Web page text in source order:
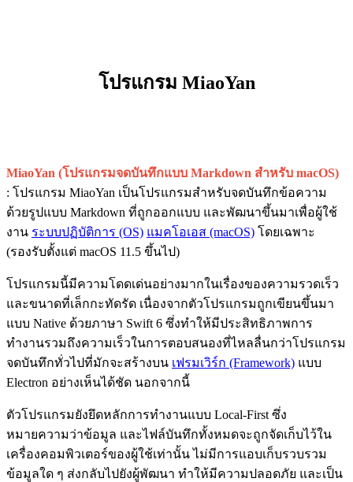
โปรแกรม MiaoYan
MiaoYan (โปรแกรมจดบันทึกแบบ Markdown สำหรับ macOS)
: โปรแกรม MiaoYan เป็นโปรแกรมสำหรับจดบันทึกข้อความ
ด้วยรูปแบบ Markdown ที่ถูกออกแบบ และพัฒนาขึ้นมาเพื่อผู้ใช้
งาน ระบบปฏิบัติการ (OS) แมคโอเอส (macOS) โดยเฉพาะ
(รองรับตั้งแต่ macOS 11.5 ขึ้นไป)
โปรแกรมนี้มีความโดดเด่นอย่างมากในเรื่องของความรวดเร็ว
และขนาดที่เล็กกะทัดรัด เนื่องจากตัวโปรแกรมถูกเขียนขึ้นมา
แบบ Native ด้วยภาษา Swift 6 ซึ่งทำให้มีประสิทธิภาพการ
ทำงานรวมถึงความเร็วในการตอบสนองที่ไหลลื่นกว่าโปรแกรม
จดบันทึกทั่วไปที่มักจะสร้างบน เฟรมเวิร์ก (Framework) แบบ
Electron อย่างเห็นได้ชัด นอกจากนี้
ตัวโปรแกรมยังยึดหลักการทำงานแบบ Local-First ซึ่ง
หมายความว่าข้อมูล และไฟล์บันทึกทั้งหมดจะถูกจัดเก็บไว้ใน
เครื่องคอมพิวเตอร์ของผู้ใช้เท่านั้น ไม่มีการแอบเก็บรวบรวม
ข้อมูลใด ๆ ส่งกลับไปยังผู้พัฒนา ทำให้มีความปลอดภัย และเป็น